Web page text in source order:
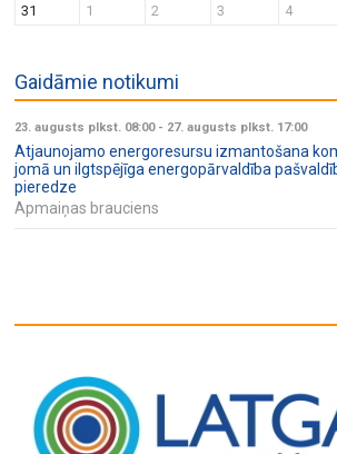
31
1 2 3 4
Gaidāmie notikumi
23. augusts plkst. 08:00- 27. augusts plkst. 17:00
Atjaunojamo energoresursu izmantošana
jomā un ilgtspējīga energopārvaldība
pieredze
Apmaiņas brauciens